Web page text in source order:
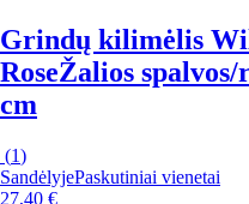
Grindų kilimėlis
RoseŽalios spalvos/
cm
(1)
SandėlyjePaskutiniai vienetai
27,40 €